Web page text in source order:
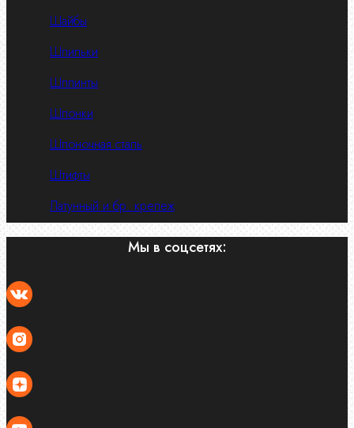
Шайбы
Шпильки
Шплинты
Шпонки
Шпоночная сталь
Штифты
Латунный и бр. крепеж
Мы в соцсетях: